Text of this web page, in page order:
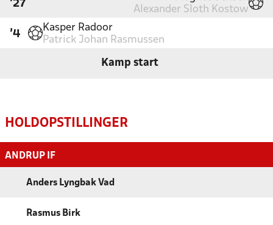
'27
Alexander Sloth Kostow
'4
Kasper Radoor
Patrick Johan Rasmussen
Kamp start
HOLDOPSTILLINGER
ANDRUP IF
Anders Lyngbak Vad
Rasmus Birk